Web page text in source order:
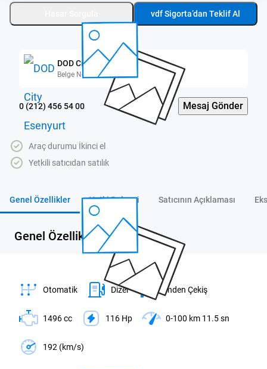
Genel Özellikler
Otomatik Dizel Önden Çekiş
1496 cc 116 Hp 0-100 km 11.5 sn
192 (km/s)
vdf Sigorta’dan Teklif Al
DOD City Esenyurt
Belge No: 3400448
0 (212) 456 54 00 Mesaj Gönder
Araç durumu İkinci el
Yetkili satıcıdan satılık
Genel Özellikler Yetki Belgesi Satıcının Açıklaması